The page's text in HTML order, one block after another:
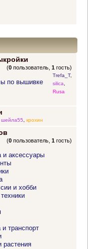
(0 пользователь,1 гость)
по вышивке
Trefa_T,
silica,
Rusa
шейла55, крохин
(0 пользователь,1 гость)
аксессуары
и хобби
и транспорт
растения